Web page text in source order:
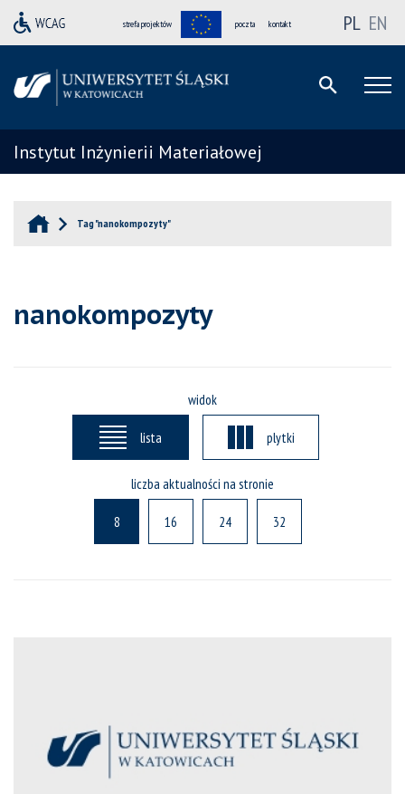
strefa projektów poczta kontakt PL EN
Instytut Inżynierii Materiałowej
Tag "nanokompozyty"
nanokompozyty
widok
lista plytki
liczba aktualności na stronie
8 16 24 32